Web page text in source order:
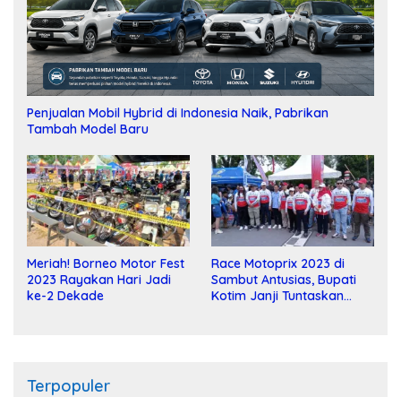
Penjualan Mobil Hybrid di Indonesia Naik, Pabrikan
Tambah Model Baru
Meriah! Borneo Motor Fest
2023 Rayakan Hari Jadi
ke-2 Dekade
Race Motoprix 2023 di
Sambut Antusias, Bupati
Kotim Janji Tuntaskan
Terpopuler